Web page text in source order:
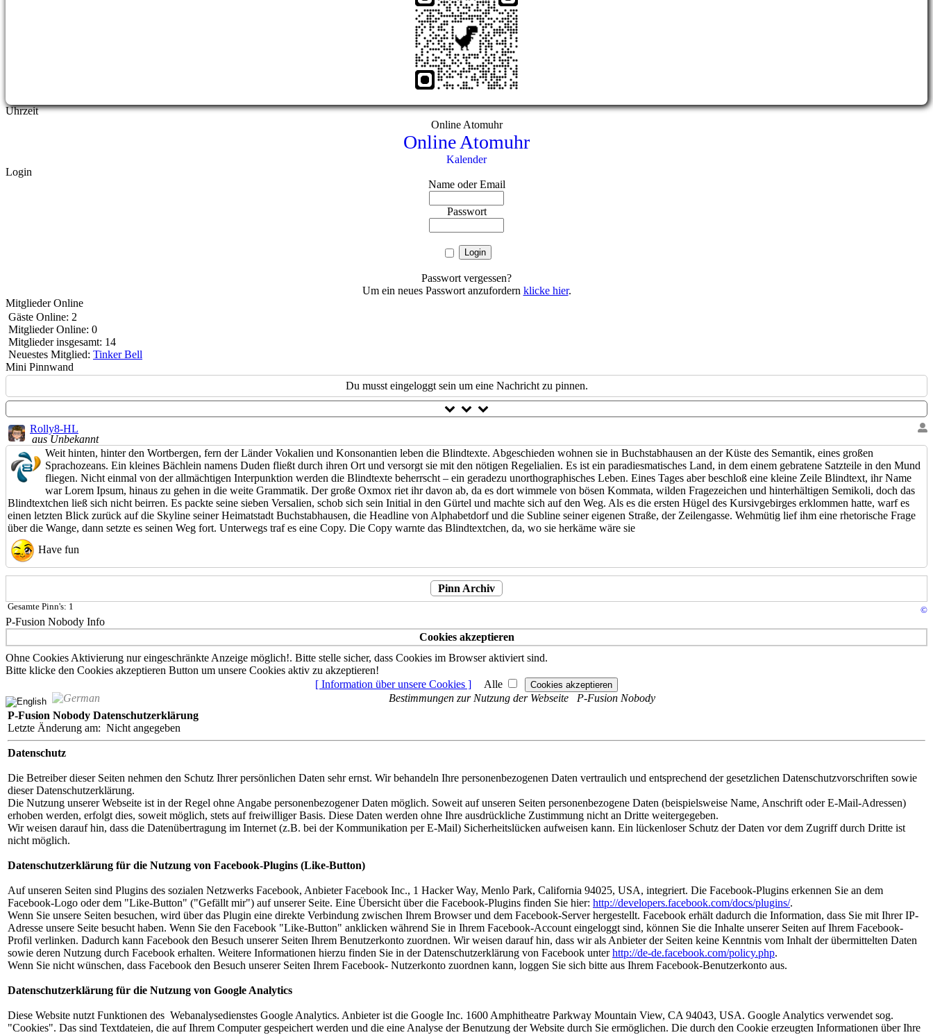
Uhrzeit
Online Atomuhr
Online Atomuhr
Kalender
Login
Name oder Email
Passwort
Passwort vergessen?
Um ein neues Passwort anzufordern klicke hier.
Mitglieder Online
Gäste Online: 2
Mitglieder Online: 0
Mitglieder insgesamt: 14
Neuestes Mitglied: Tinker Bell
Mini Pinnwand
Du musst eingeloggt sein um eine Nachricht zu pinnen.
Rolly8-HL
aus Unbekannt
Weit hinten, hinter den Wortbergen, fern der Länder Vokalien und Konsonantien leben die Blindtexte. Abgeschieden wohnen sie in Buchstabhausen an der Küste des Semantik, eines großen
Sprachozeans. Ein kleines Bächlein namens Duden fließt durch ihren Ort und versorgt sie mit den nötigen Regelialien. Es ist ein paradiesmatisches Land, in dem einem gebratene Satzteile in den Mund
fliegen. Nicht einmal von der allmächtigen Interpunktion werden die Blindtexte beherrscht – ein geradezu unorthographisches Leben. Eines Tages aber beschloß eine kleine Zeile Blindtext, ihr Name
war Lorem Ipsum, hinaus zu gehen in die weite Grammatik. Der große Oxmox riet ihr davon ab, da es dort wimmele von bösen Kommata, wilden Fragezeichen und hinterhältigen Semikoli, doch das
Blindtextchen ließ sich nicht beirren. Es packte seine sieben Versalien, schob sich sein Initial in den Gürtel und machte sich auf den Weg. Als es die ersten Hügel des Kursivgebirges erklommen hatte, warf es
einen letzten Blick zurück auf die Skyline seiner Heimatstadt Buchstabhausen, die Headline von Alphabetdorf und die Subline seiner eigenen Straße, der Zeilengasse. Wehmütig lief ihm eine rhetorische Frage
über die Wange, dann setzte es seinen Weg fort. Unterwegs traf es eine Copy. Die Copy warnte das Blindtextchen, da, wo sie herkäme wäre sie
Have fun
Pinn Archiv
Gesamte Pinn's: 1 ©
P-Fusion Nobody Info
Cookies akzeptieren
Ohne Cookies Aktivierung nur eingeschränkte Anzeige möglich!. Bitte stelle sicher, dass Cookies im Browser aktiviert sind.
Bitte klicke den Cookies akzeptieren Button um unsere Cookies aktiv zu akzeptieren!
[ Information über unsere Cookies ]
Alle
Bestimmungen zur Nutzung der Webseite P-Fusion Nobody
P-Fusion Nobody Datenschutzerklärung
Letzte Änderung am: Nicht angegeben
Datenschutz
Die Betreiber dieser Seiten nehmen den Schutz Ihrer persönlichen Daten sehr ernst. Wir behandeln Ihre personenbezogenen Daten vertraulich und entsprechend der gesetzlichen Datenschutzvorschriften sowie
dieser Datenschutzerklärung.
Die Nutzung unserer Webseite ist in der Regel ohne Angabe personenbezogener Daten möglich. Soweit auf unseren Seiten personenbezogene Daten (beispielsweise Name, Anschrift oder E-Mail-Adressen)
erhoben werden, erfolgt dies, soweit möglich, stets auf freiwilliger Basis. Diese Daten werden ohne Ihre ausdrückliche Zustimmung nicht an Dritte weitergegeben.
Wir weisen darauf hin, dass die Datenübertragung im Internet (z.B. bei der Kommunikation per E-Mail) Sicherheitslücken aufweisen kann. Ein lückenloser Schutz der Daten vor dem Zugriff durch Dritte ist
nicht möglich.
Datenschutzerklärung für die Nutzung von Facebook-Plugins (Like-Button)
Auf unseren Seiten sind Plugins des sozialen Netzwerks Facebook, Anbieter Facebook Inc., 1 Hacker Way, Menlo Park, California 94025, USA, integriert. Die Facebook-Plugins erkennen Sie an dem
Facebook-Logo oder dem "Like-Button" ("Gefällt mir") auf unserer Seite. Eine Übersicht über die Facebook-Plugins finden Sie hier: http://developers.facebook.com/docs/plugins/.
Wenn Sie unsere Seiten besuchen, wird über das Plugin eine direkte Verbindung zwischen Ihrem Browser und dem Facebook-Server hergestellt. Facebook erhält dadurch die Information, dass Sie mit Ihrer IP-
Adresse unsere Seite besucht haben. Wenn Sie den Facebook "Like-Button" anklicken während Sie in Ihrem Facebook-Account eingeloggt sind, können Sie die Inhalte unserer Seiten auf Ihrem Facebook-
Profil verlinken. Dadurch kann Facebook den Besuch unserer Seiten Ihrem Benutzerkonto zuordnen. Wir weisen darauf hin, dass wir als Anbieter der Seiten keine Kenntnis vom Inhalt der übermittelten Daten
sowie deren Nutzung durch Facebook erhalten. Weitere Informationen hierzu finden Sie in der Datenschutzerklärung von Facebook unterhttp://de-de.facebook.com/policy.php.
Wenn Sie nicht wünschen, dass Facebook den Besuch unserer Seiten Ihrem Facebook- Nutzerkonto zuordnen kann, loggen Sie sich bitte aus Ihrem Facebook-Benutzerkonto aus.
Datenschutzerklärung für die Nutzung von Google Analytics
Diese Website nutzt Funktionen des Webanalysedienstes Google Analytics. Anbieter ist die Google Inc. 1600 Amphitheatre Parkway Mountain View, CA 94043, USA. Google Analytics verwendet sog.
"Cookies". Das sind Textdateien, die auf Ihrem Computer gespeichert werden und die eine Analyse der Benutzung der Website durch Sie ermöglichen. Die durch den Cookie erzeugten Informationen über Ihre